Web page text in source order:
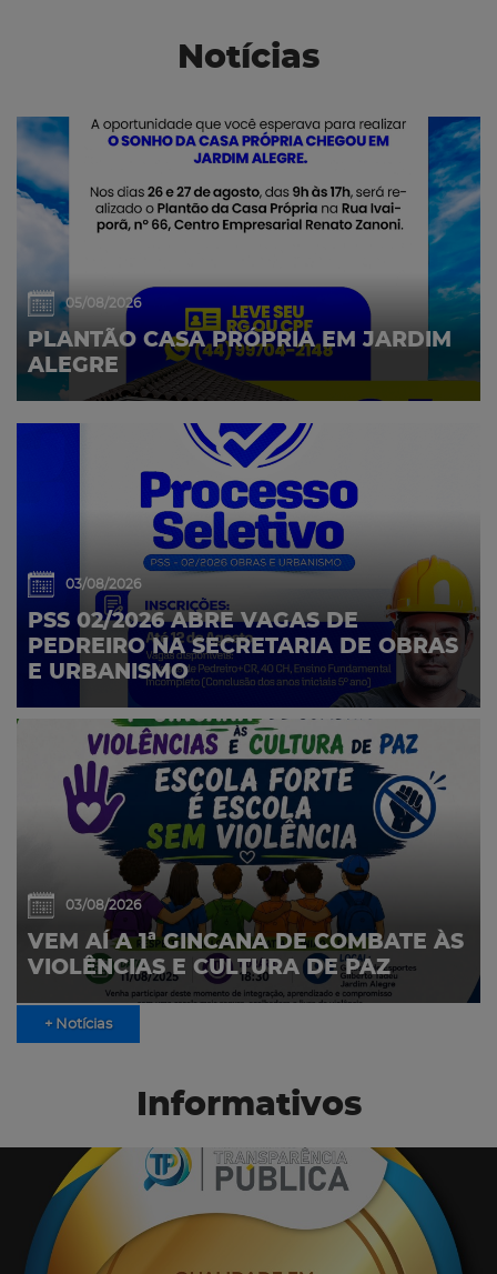
Notícias
05/08/2026
PLANTÃO CASA PRÓPRIA EM JARDIM
ALEGRE
03/08/2026
PSS 02/2026 ABRE VAGAS DE
PEDREIRO NA SECRETARIA DE OBRAS
E URBANISMO
03/08/2026
VEM AÍ A 1ª GINCANA DE COMBATE ÀS
VIOLÊNCIAS E CULTURA DE PAZ
+ Notícias
Informativos